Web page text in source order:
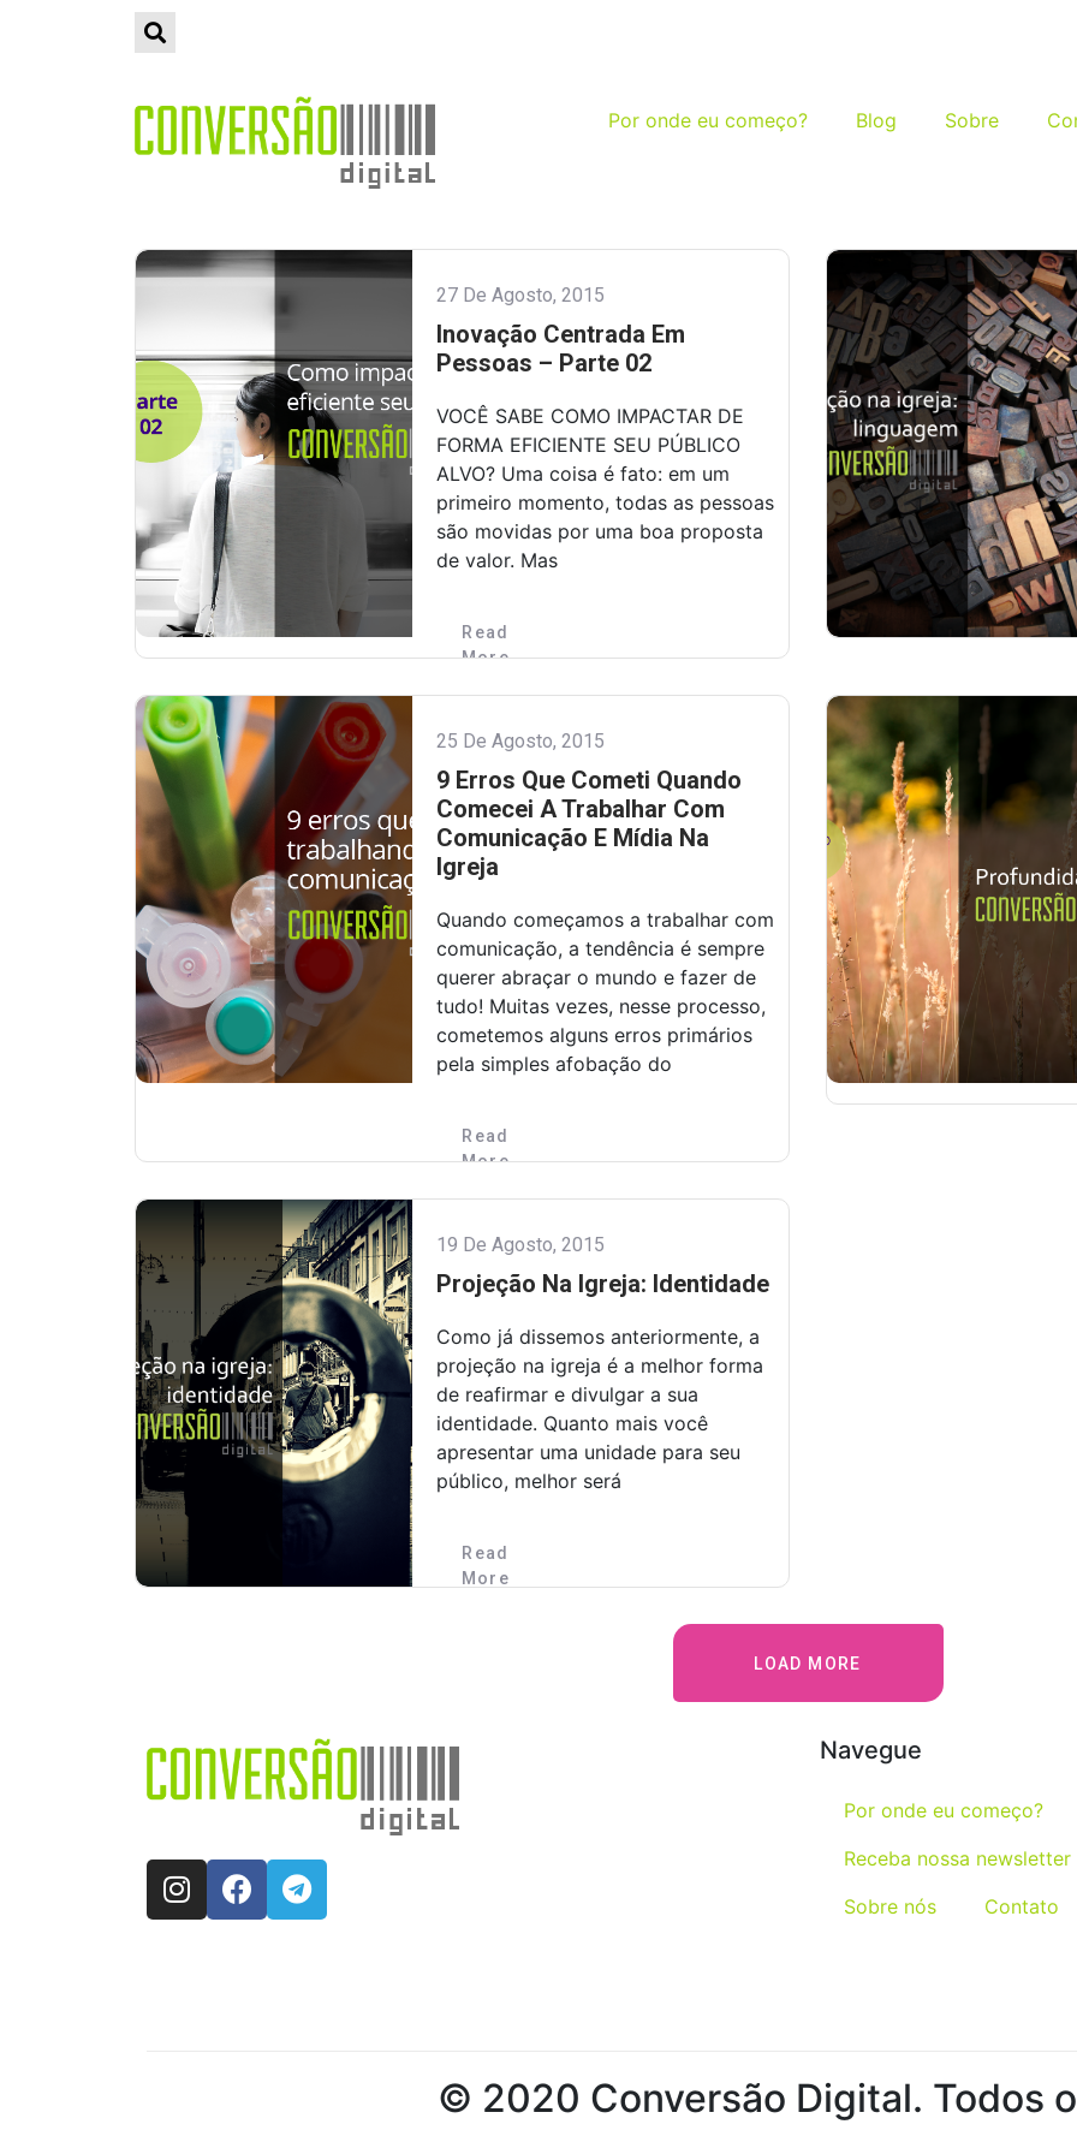
Por onde eu começo? Blog Sobre
27 De Agosto, 2015
Inovação Centrada Em
Pessoas – Parte 02
VOCÊ SABE COMO IMPACTAR DE
FORMA EFICIENTE SEU PÚBLICO
ALVO? Uma coisa é fato: em um
primeiro momento, todas as pessoas
são movidas por uma boa proposta
de valor. Mas
Read
More
25 De Agosto, 2015
9 Erros Que Cometi Quando
Comecei A Trabalhar Com
Comunicação E Mídia Na
Igreja
Quando começamos a trabalhar com
comunicação, a tendência é sempre
querer abraçar o mundo e fazer de
tudo! Muitas vezes, nesse processo,
cometemos alguns erros primários
pela simples afobação do
Read
More
19 De Agosto, 2015
Projeção Na Igreja: Identidade
Como já dissemos anteriormente, a
projeção na igreja é a melhor forma
de reafirmar e divulgar a sua
identidade. Quanto mais você
apresentar uma unidade para seu
público, melhor será
Read
More
LOAD MORE
Navegue
Por onde eu começo?
Receba nossa newsletter
Sobre nós
Contato
© 2020 Conversão Digital. Todos